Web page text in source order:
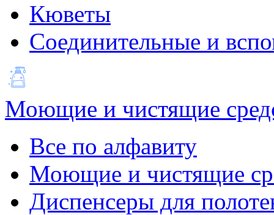
Кюветы
Соединительные и
Моющие и чистящие
Все по алфавиту
Моющие и чистящие
Диспенсеры для